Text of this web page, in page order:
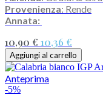
Provenienza: Rende
Annata:
10,90 € 10,36 €
Aggiungi al carrello
Anteprima
-5%